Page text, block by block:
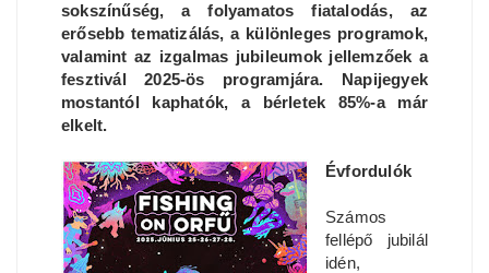
sokszínűség, a folyamatos fiatalodás, az
erősebb tematizálás, a különleges programok,
valamint az izgalmas jubileumok jellemzőek a
fesztivál 2025-ös programjára. Napijegyek
mostantól kaphatók, a bérletek 85%-a már
elkelt.
Évfordulók
Számos
fellépő jubilál
idén,